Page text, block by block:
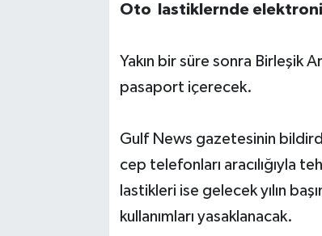
Oto lastiklernde
Yakın bir süre sonra Birleşik
pasaport içerecek.
Gulf News gazetesinin
cep telefonları aracılığıyla
lastikleri ise gelecek yılın
kullanımları yasaklanacak.